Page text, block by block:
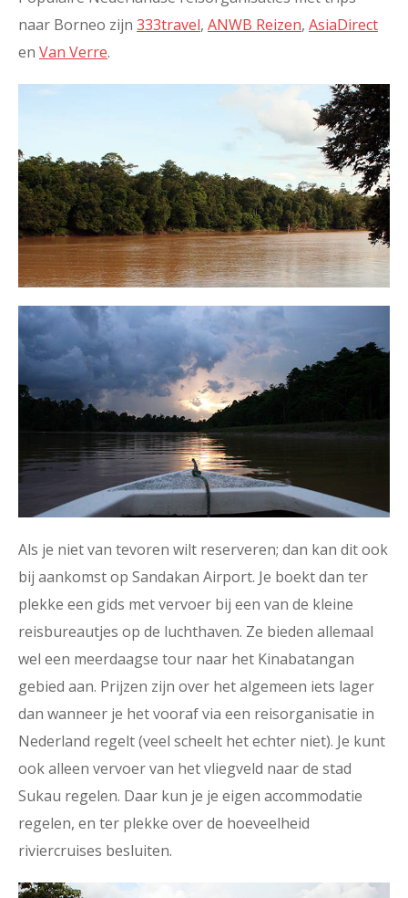
naar Borneo zijn 333travel, ANWB Reizen, AsiaDirect
en Van Verre.
Als je niet van tevoren wilt reserveren; dan kan dit ook
bij aankomst op Sandakan Airport. Je boekt dan ter
plekke een gids met vervoer bij een van de kleine
reisbureautjes op de luchthaven. Ze bieden allemaal
wel een meerdaagse tour naar het Kinabatangan
gebied aan. Prijzen zijn over het algemeen iets lager
dan wanneer je het vooraf via een reisorganisatie in
Nederland regelt (veel scheelt het echter niet). Je kunt
ook alleen vervoer van het vliegveld naar de stad
Sukau regelen. Daar kun je je eigen accommodatie
regelen, en ter plekke over de hoeveelheid
riviercruises besluiten.